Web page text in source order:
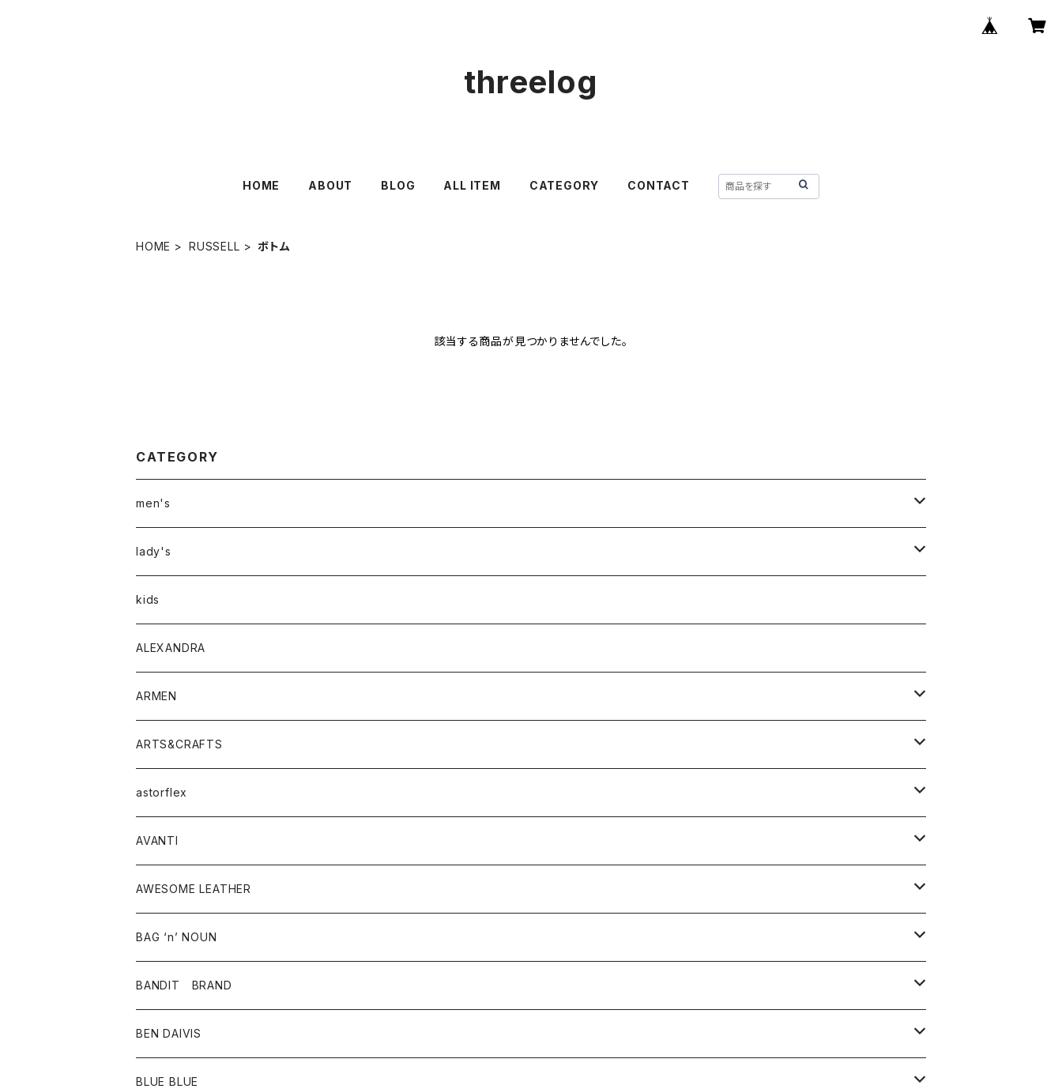
threelog
HOME ABOUT BLOG ALL ITEM CATEGORY CONTACT
HOME RUSSELL ボトム
該当する商品が見つかりませんでした。
CATEGORY
men's
アウター
トップス
Tシャツ
シャツ
ボトムス
lady's
アウター
トップス
Tシャツ・カットソー
シャツ・ブラウス
ボトムス
パンツ
スカート
ワンピース・オールインワン
バッグ
シューズ
アクセサリー
その他雑貨
kids
ALEXANDRA
ARMEN
アウター
コート
ジャケット
トップス
ベスト
シャツ
ワンピース
ボトム
スカート
パンツ
グッズ
靴
ARTS&CRAFTS
アクセサリー
ウォレット
バッグ
astorflex
グッズ
靴
AVANTI
シャツ
AWESOME LEATHER
アウター
革ジャケット
BAG ‘n’ NOUN
アクセサリー
バッグ
ポーチ
BANDIT BRAND
トップス
Ｔシャツ
BEN DAIVIS
ポトム
BLUE BLUE